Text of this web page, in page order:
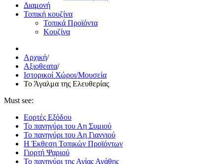
Διαμονή
Τοπική κουζίνα
Τοπικά Προϊόντα
Κουζίνα
Αρχική/
Αξιοθεατα/
Ιστορικοί Χώροι/Μουσεία
Το Άγαλμα της Ελευθερίας
Must see:
Εορτές Εξόδου
Το πανηγύρι του Αη Συμιού
Το πανηγύρι του Αη Γιαννιού
Η Έκθεση Τοπικών Προϊόντων
Γιορτή Ψαριού
Το πανηγύρι της Αγίας Αγάθης